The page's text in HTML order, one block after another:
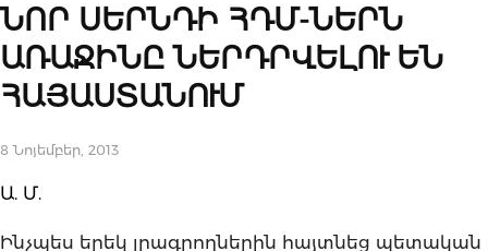
ՆՈՐ ՍԵՐՆԴԻ ՀԴՄ-ՆԵՐՆ
ԱՌԱՋԻՆԸ ՆԵՐԴՐՎԵԼՈՒ ԵՆ
ՀԱՅԱՍՏԱՆՈՒՄ
8 Նոյեմբեր, 2013
Ա. Մ.
Ինչպես երեկ լրագրողներին հայտնեց պետական